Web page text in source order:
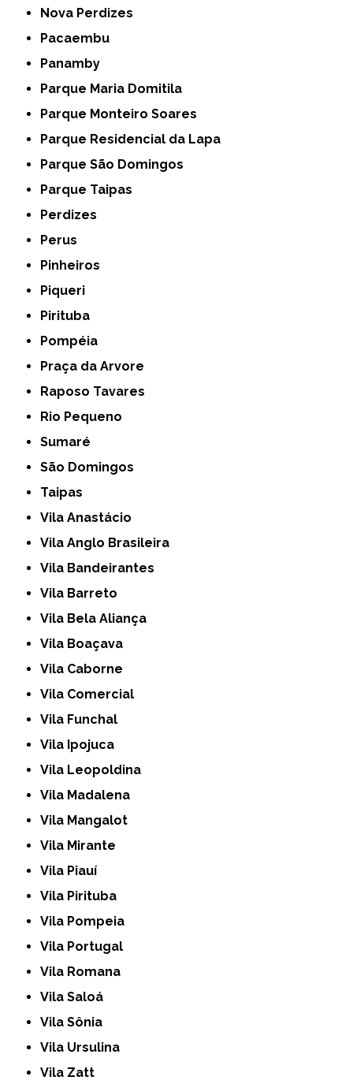
Nova Perdizes
Pacaembu
Panamby
Parque Maria Domitila
Parque Monteiro Soares
Parque Residencial da Lapa
Parque São Domingos
Parque Taipas
Perdizes
Perus
Pinheiros
Piqueri
Pirituba
Pompéia
Praça da Arvore
Raposo Tavares
Rio Pequeno
Sumaré
São Domingos
Taipas
Vila Anastácio
Vila Anglo Brasileira
Vila Bandeirantes
Vila Barreto
Vila Bela Aliança
Vila Boaçava
Vila Caborne
Vila Comercial
Vila Funchal
Vila Ipojuca
Vila Leopoldina
Vila Madalena
Vila Mangalot
Vila Mirante
Vila Piauí
Vila Pirituba
Vila Pompeia
Vila Portugal
Vila Romana
Vila Saloá
Vila Sônia
Vila Ursulina
Vila Zatt